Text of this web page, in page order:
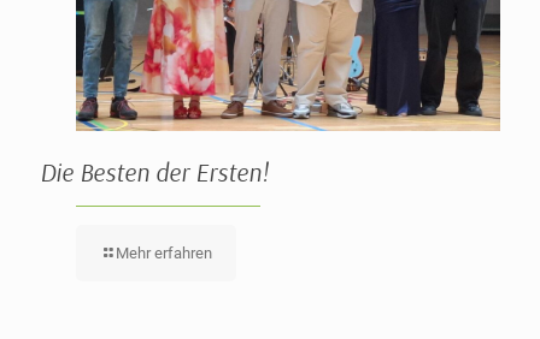
Die Besten der Ersten!
Mehr erfahren